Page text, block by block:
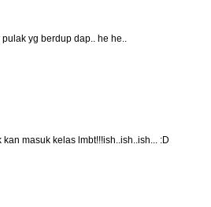
yg berdup dap.. he he..
masuk kelas lmbt!!!ish..ish..ish... :D